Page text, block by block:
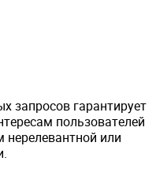
запросов гарантирует
пользователей
или